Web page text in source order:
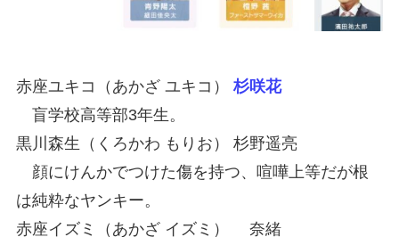
赤座ユキコ（あかざ ユキコ） 杉咲花
盲学校高等部3年生。
黒川森生（くろかわ もりお） 杉野遥亮
顔にけんかでつけた傷を持つ、喧嘩上等だが根
は純粋なヤンキー。
赤座イズミ（あかざ イズミ） 奈緒